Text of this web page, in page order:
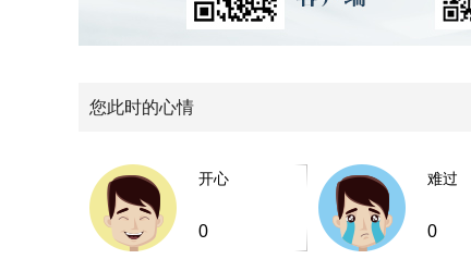
您此时的心情
开心
0
难过
0